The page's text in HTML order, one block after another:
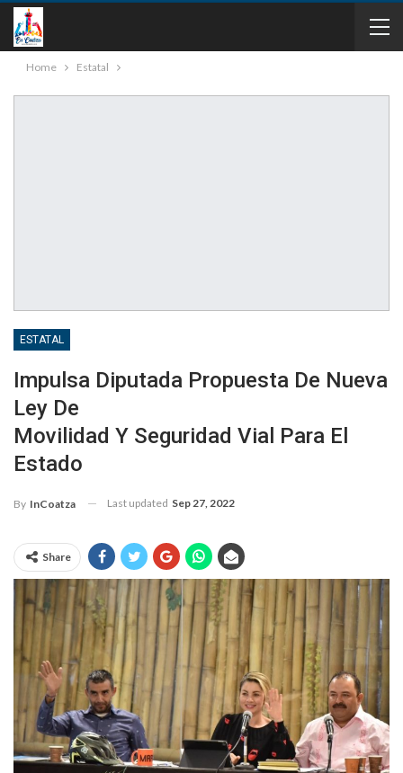
Home Estatal
ESTATAL
Impulsa Diputada Propuesta De Nueva
Ley De
Movilidad Y Seguridad Vial Para El
Estado
By InCoatza Last updated Sep 27, 2022
Share